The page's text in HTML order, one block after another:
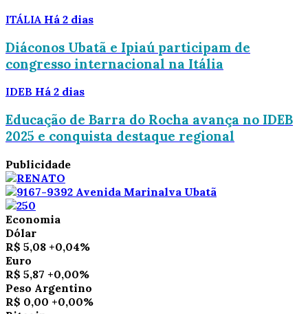
ITÁLIA Há 2 dias
Diáconos Ubatã e Ipiaú participam de
congresso internacional na Itália
IDEB Há 2 dias
Educação de Barra do Rocha avança no IDEB
2025 e conquista destaque regional
Publicidade
Economia
Dólar
R$ 5,08 +0,04%
Euro
R$ 5,87 +0,00%
Peso Argentino
R$ 0,00 +0,00%